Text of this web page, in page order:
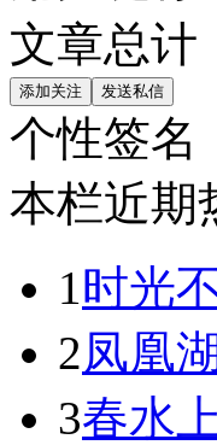
文章总计
个性签名
本栏近期
1时光
2凤凰
3春水